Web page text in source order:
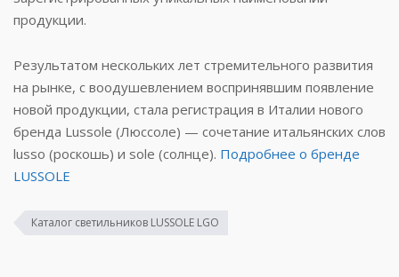
продукции.
Результатом нескольких лет стремительного развития
на рынке, с воодушевлением воспринявшим появление
новой продукции, стала регистрация в Италии нового
бренда Lussole (Люссоле) — сочетание итальянских слов
lusso (роскошь) и sole (солнце). Подробнее о бренде
LUSSOLE
Каталог светильников LUSSOLE LGO